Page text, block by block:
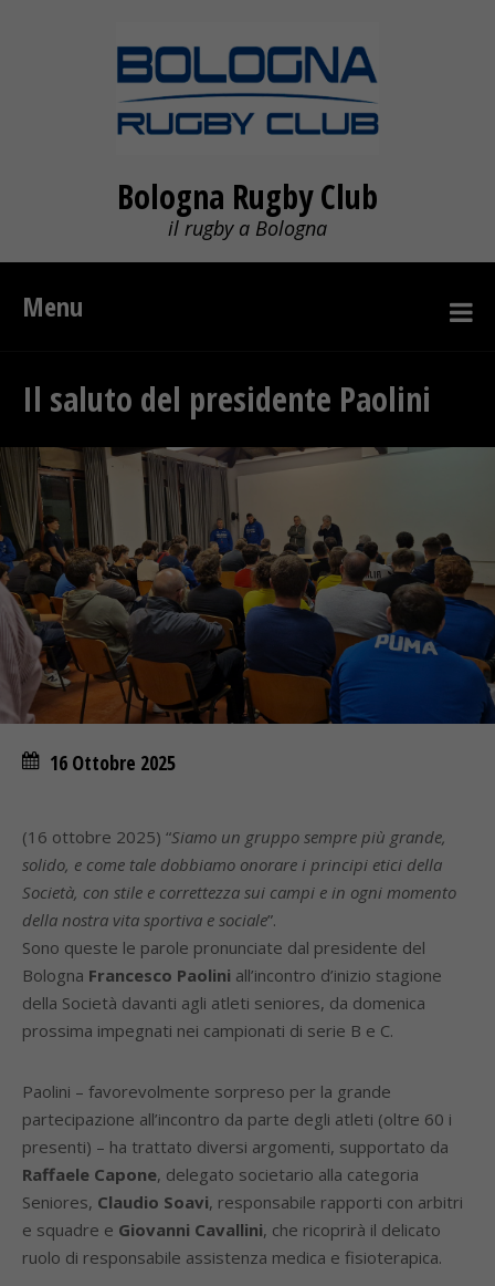
Bologna Rugby Club
il rugby a Bologna
Menu
Il saluto del presidente Paolini
16 Ottobre 2025
(16 ottobre 2025) “Siamo un gruppo sempre più grande,
solido, e come tale dobbiamo onorare i principi etici della
Società, con stile e correttezza sui campi e in ogni momento
della nostra vita sportiva e sociale”.
Sono queste le parole pronunciate dal presidente del
Bologna Francesco Paolini all’incontro d’inizio stagione
della Società davanti agli atleti seniores, da domenica
prossima impegnati nei campionati di serie B e C.
Paolini – favorevolmente sorpreso per la grande
partecipazione all’incontro da parte degli atleti (oltre 60 i
presenti) – ha trattato diversi argomenti, supportato da
Raffaele Capone, delegato societario alla categoria
Seniores, Claudio Soavi, responsabile rapporti con arbitri
e squadre e Giovanni Cavallini, che ricoprirà il delicato
ruolo di responsabile assistenza medica e fisioterapica.